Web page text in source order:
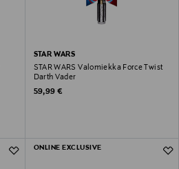
STAR WARS
STAR WARS Valomiekka Force Twist
Darth Vader
Original Price
59,99 €
ONLINE EXCLUSIVE